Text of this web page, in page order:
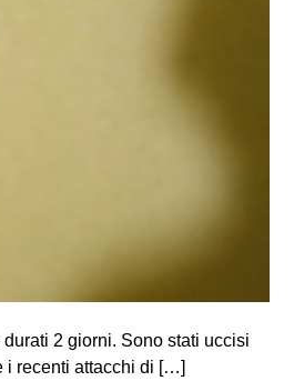
2 giorni. Sono stati uccisi
i recenti attacchi di […]